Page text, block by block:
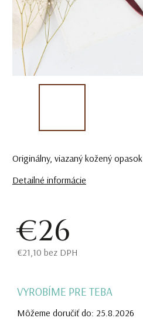
Originálny, viazaný kožený opasok
Detailné informácie
€26
€21,10 bez DPH
VYROBÍME PRE TEBA
Môžeme doručiť do: 25.8.2026